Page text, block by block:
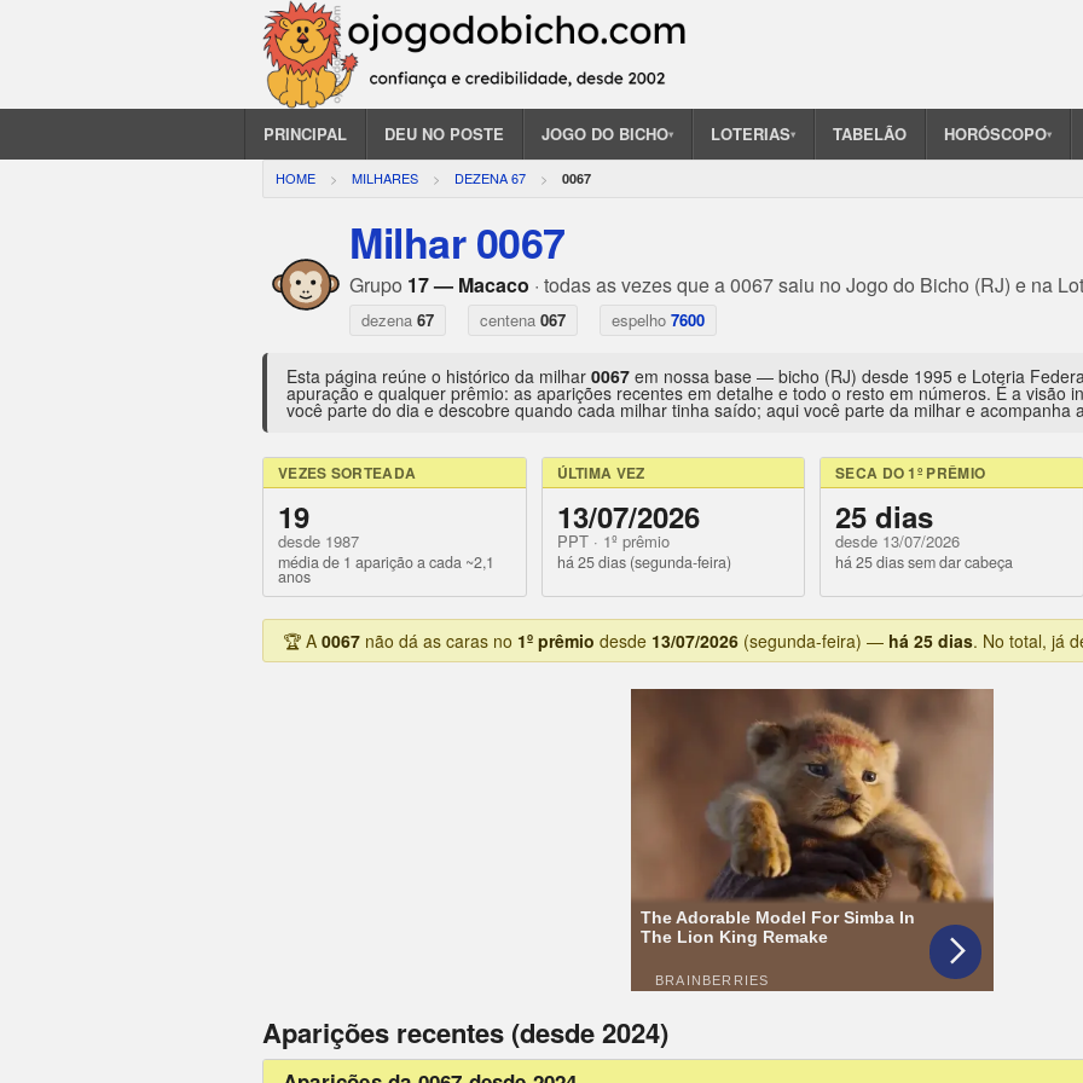
PRINCIPAL DEU NO POSTE JOGO DO BICHO▾ LOTERIAS▾ TABELÃO HORÓSCOPO▾
HOME MILHARES DEZENA 67 0067
Milhar 0067
Grupo 17 — Macaco · todas as vezes que a 0067 saiu no Jogo do Bicho (RJ) e na
dezena 67 centena 067 espelho 7600
Esta página reúne o histórico da milhar 0067 em nossa base — bicho (RJ) desde 1995 e Loteria
apuração e qualquer prêmio: as aparições recentes em detalhe e todo o resto em números. É a visão
você parte do dia e descobre quando cada milhar tinha saído; aqui você parte da milhar e acompanha
VEZES SORTEADA
19
desde 1987
média de 1 aparição a cada ~2,1
anos
ÚLTIMA VEZ
13/07/2026
PPT · 1º prêmio
há 25 dias (segunda-feira)
SECA DO 1º PRÊMIO
25 dias
desde 13/07/2026
há 25 dias sem dar cabeça
🏆 A 0067 não dá as caras no 1º prêmio desde 13/07/2026 (segunda-feira) — há 25 dias. No total, já
Aparições recentes (desde 2024)